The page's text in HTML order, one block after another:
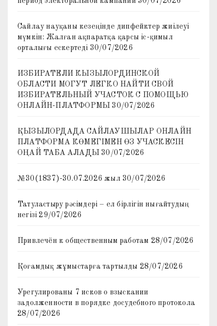
Сайлау науқаны кезеңінде дипфейктер жиілеуі
мүмкін: Жалған ақпаратқа қарсы іс-қимыл
орталығы ескертеді 30/07/2026
ИЗБИРАТЕЛИ КЫЗЫЛОРДИНСКОЙ
ОБЛАСТИ МОГУТ ЛЕГКО НАЙТИ СВОЙ
ИЗБИРАТЕЛЬНЫЙ УЧАСТОК С ПОМОЩЬЮ
ОНЛАЙН-ПЛАТФОРМЫ 30/07/2026
ҚЫЗЫЛОРДАДА САЙЛАУШЫЛАР ОНЛАЙН
ПЛАТФОРМА КӨМЕГІМЕН ӨЗ УЧАСКЕСІН
ОҢАЙ ТАБА АЛАДЫ 30/07/2026
№30(1837)-30.07.2026 жыл 30/07/2026
Татуластыру рәсімдері – ел бірлігін нығайтудың
негізі 29/07/2026
Привлечён к общественным работам 28/07/2026
Қоғамдық жұмыстарға тартылды 28/07/2026
Урегулированы 7 исков о взыскании
задолженности в порядке досудебного протокола
28/07/2026